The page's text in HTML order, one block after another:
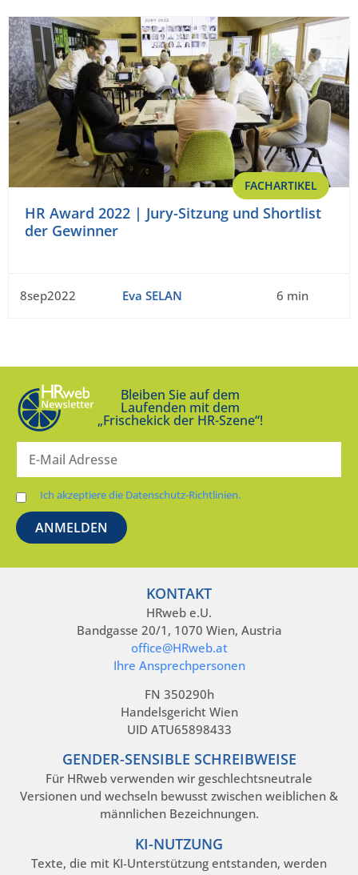
FACHARTIKEL
HR Award 2022 | Jury-Sitzung und Shortlist
der Gewinner
8sep2022 Eva SELAN 6 min
Bleiben Sie auf dem
Laufenden mit dem
„Frischekick der HR-Szene“!
Ich akzeptiere die Datenschutz-Richtlinien.
KONTAKT
HRweb e.U.
Bandgasse 20/1, 1070 Wien, Austria
office@HRweb.at
Ihre Ansprechpersonen
FN 350290h
Handelsgericht Wien
UID ATU65898433
GENDER-SENSIBLE SCHREIBWEISE
Für HRweb verwenden wir geschlechtsneutrale
Versionen und wechseln bewusst zwischen weiblichen &
männlichen Bezeichnungen.
KI-NUTZUNG
Texte, die mit KI-Unterstützung entstanden, werden